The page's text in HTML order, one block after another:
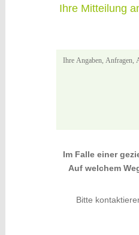
Ihre Mitteilung
Im Falle einer
Auf welchem
Bitte